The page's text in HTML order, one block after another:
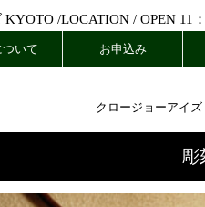
KYOTO /LOCATION/ OPEN 11
ついて お申込み
クロージョーアイ
彫